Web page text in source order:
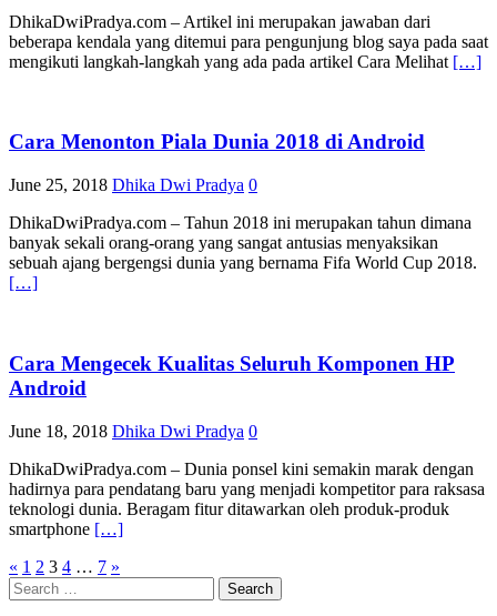
DhikaDwiPradya.com – Artikel ini merupakan jawaban dari
beberapa kendala yang ditemui para pengunjung blog saya pada saat
mengikuti langkah-langkah yang ada pada artikel Cara Melihat […]
Cara Menonton Piala Dunia 2018 di Android
June 25, 2018 Dhika Dwi Pradya 0
DhikaDwiPradya.com – Tahun 2018 ini merupakan tahun dimana
banyak sekali orang-orang yang sangat antusias menyaksikan
sebuah ajang bergengsi dunia yang bernama Fifa World Cup 2018.
[…]
Cara Mengecek Kualitas Seluruh Komponen HP
Android
June 18, 2018 Dhika Dwi Pradya 0
DhikaDwiPradya.com – Dunia ponsel kini semakin marak dengan
hadirnya para pendatang baru yang menjadi kompetitor para raksasa
teknologi dunia. Beragam fitur ditawarkan oleh produk-produk
smartphone […]
Posts
pagination
« 1 2 3 4 … 7 »
Search
for: